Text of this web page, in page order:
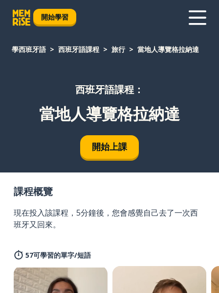
開始學習
學西班牙語 西班牙語課程 旅行 當地人導覽格拉納達
西班牙語課程：
當地人導覽格拉納達
開始上課
課程概覽
現在投入該課程，5分鐘後，您會感覺自己去了一次西
班牙又回來。
57可學習的單字/短語